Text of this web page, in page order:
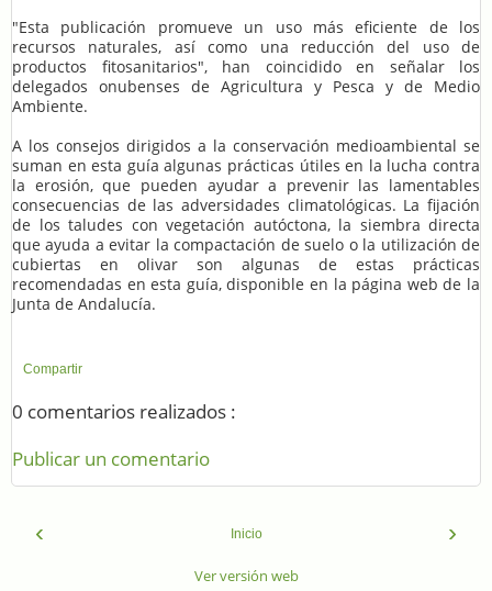
"Esta publicación promueve un uso más eficiente de los
recursos naturales, así como una reducción del uso de
productos fitosanitarios", han coincidido en señalar los
delegados onubenses de Agricultura y Pesca y de Medio
Ambiente.
A los consejos dirigidos a la conservación medioambiental se
suman en esta guía algunas prácticas útiles en la lucha contra
la erosión, que pueden ayudar a prevenir las lamentables
consecuencias de las adversidades climatológicas. La fijación
de los taludes con vegetación autóctona, la siembra directa
que ayuda a evitar la compactación de suelo o la utilización de
cubiertas en olivar son algunas de estas prácticas
recomendadas en esta guía, disponible en la página web de la
Junta de Andalucía.
Compartir
0 comentarios realizados :
Publicar un comentario
‹ ›
Inicio
Ver versión web